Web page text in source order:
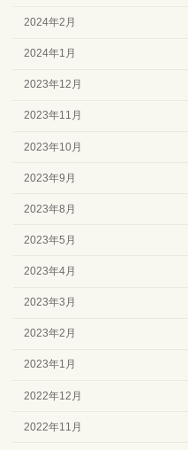
2024年2月
2024年1月
2023年12月
2023年11月
2023年10月
2023年9月
2023年8月
2023年5月
2023年4月
2023年3月
2023年2月
2023年1月
2022年12月
2022年11月